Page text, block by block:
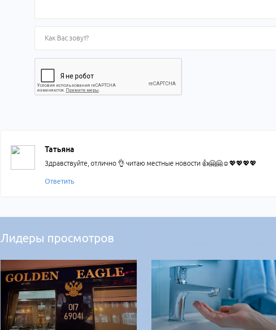
Татьяна
Здравствуйте, отлично 👌 читаю местные новости 👍🤗🤗☺️💖💖💖💖
Ответить
Лидеры просмотров